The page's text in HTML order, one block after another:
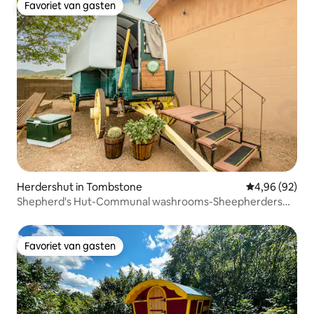
Favoriet van gasten
Favoriet van gasten
Herdershut in Tombstone Gemiddelde
4,96 (92)
Shepherd's Hut-Communal washrooms-Sheepherders
Favoriet van gasten
Favoriet van gasten